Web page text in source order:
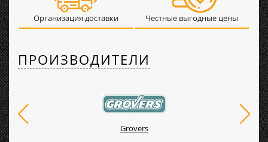
Организация доставки Честные выгодные цены
ПРОИЗВОДИТЕЛИ
Grovers